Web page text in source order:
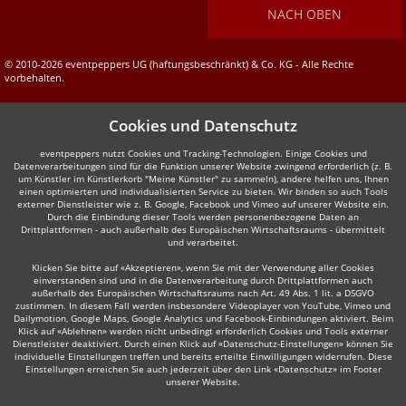
NACH OBEN
© 2010-2026 eventpeppers UG (haftungsbeschränkt) & Co. KG - Alle Rechte
vorbehalten.
Cookies und Datenschutz
eventpeppers nutzt Cookies und Tracking-Technologien. Einige Cookies und
Datenverarbeitungen sind für die Funktion unserer Website zwingend erforderlich (z. B.
um Künstler im Künstlerkorb "Meine Künstler" zu sammeln), andere helfen uns, Ihnen
einen optimierten und individualisierten Service zu bieten. Wir binden so auch Tools
externer Dienstleister wie z. B. Google, Facebook und Vimeo auf unserer Website ein.
Durch die Einbindung dieser Tools werden personenbezogene Daten an
Drittplattformen - auch außerhalb des Europäischen Wirtschaftsraums - übermittelt
und verarbeitet.
Klicken Sie bitte auf «Akzeptieren», wenn Sie mit der Verwendung aller Cookies
einverstanden sind und in die Datenverarbeitung durch Drittplattformen auch
außerhalb des Europäischen Wirtschaftsraums nach Art. 49 Abs. 1 lit. a DSGVO
zustimmen. In diesem Fall werden insbesondere Videoplayer von YouTube, Vimeo und
Dailymotion, Google Maps, Google Analytics und Facebook-Einbindungen aktiviert. Beim
Klick auf «Ablehnen» werden nicht unbedingt erforderlich Cookies und Tools externer
Dienstleister deaktiviert. Durch einen Klick auf «Datenschutz-Einstellungen» können Sie
individuelle Einstellungen treffen und bereits erteilte Einwilligungen widerrufen. Diese
Einstellungen erreichen Sie auch jederzeit über den Link «Datenschutz» im Footer
unserer Website.